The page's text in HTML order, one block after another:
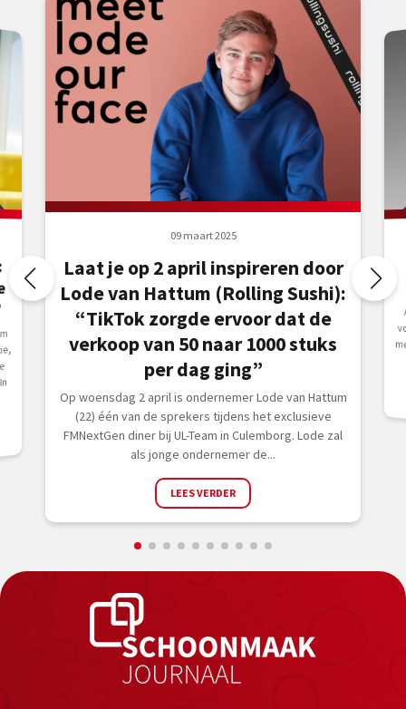
09 maart 2025
Laat je op 2 april inspireren door
Lode van Hattum (Rolling Sushi):
“TikTok zorgde ervoor dat de
verkoop van 50 naar 1000 stuks
per dag ging”
Op woensdag 2 april is ondernemer Lode van Hattum
(22) één van de sprekers tijdens het exclusieve
FMNextGen diner bij UL-Team in Culemborg. Lode zal
als jonge ondernemer de...
LEES VERDER